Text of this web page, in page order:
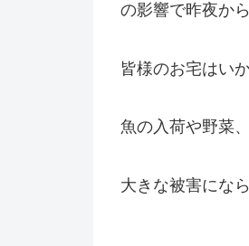
の影響で昨夜か
皆様のお宅はい
魚の入荷や野菜
大きな被害にな